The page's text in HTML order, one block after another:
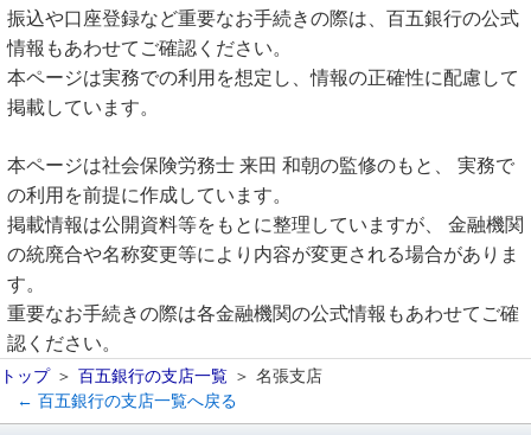
振込や口座登録など重要なお手続きの際は、百五銀行の公式
情報もあわせてご確認ください。
本ページは実務での利用を想定し、情報の正確性に配慮して
掲載しています。
本ページは社会保険労務士 来田 和朝の監修のもと、 実務で
の利用を前提に作成しています。
掲載情報は公開資料等をもとに整理していますが、 金融機関
の統廃合や名称変更等により内容が変更される場合がありま
す。
重要なお手続きの際は各金融機関の公式情報もあわせてご確
認ください。
トップ 百五銀行の支店一覧
名張支店
← 百五銀行の支店一覧へ戻る